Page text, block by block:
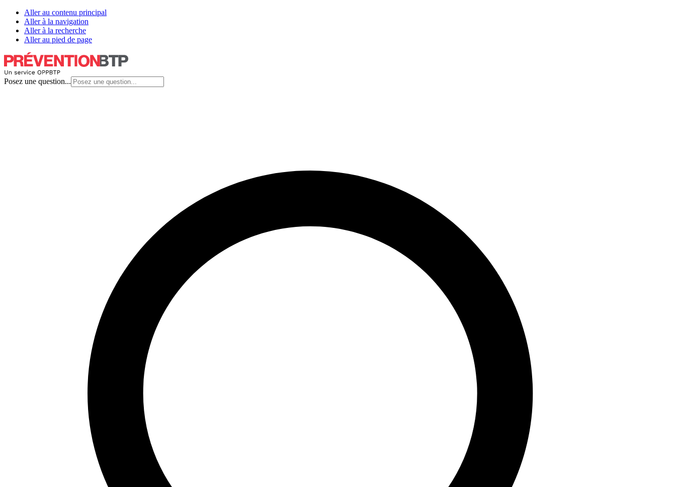
Aller au contenu principal
Aller à la navigation
Aller à la recherche
Aller au pied de page
Posez une question...